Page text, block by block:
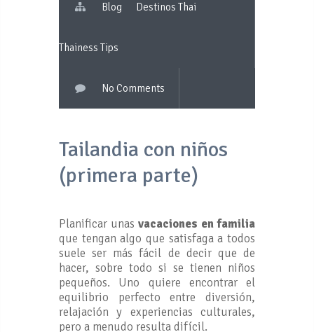
Blog Destinos Thai
Thainess Tips
No Comments
Tailandia con niños
(primera parte)
Planificar unas vacaciones en familia
que tengan algo que satisfaga a todos
suele ser más fácil de decir que de
hacer, sobre todo si se tienen niños
pequeños. Uno quiere encontrar el
equilibrio perfecto entre diversión,
relajación y experiencias culturales,
pero a menudo resulta difícil.